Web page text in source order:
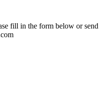
fill in the form below or send